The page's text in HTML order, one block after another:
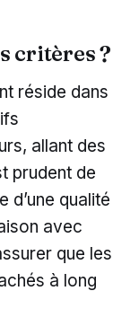
critères ?
réside dans
allant des
prudent de
d’une qualité
avec
que les
à long